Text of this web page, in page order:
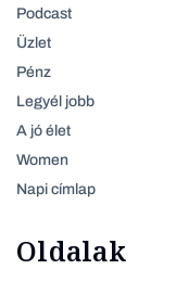
Podcast
Üzlet
Pénz
Legyél jobb
A jó élet
Women
Napi címlap
Oldalak